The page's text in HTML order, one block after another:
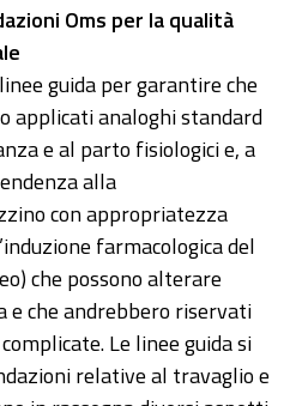
Oms per la qualità
guida per garantire che
applicati analoghi standard
e al parto fisiologici e, a
alla
con appropriatezza
farmacologica del
che possono alterare
e che andrebbero riservati
Le linee guida si
relative al travaglio e